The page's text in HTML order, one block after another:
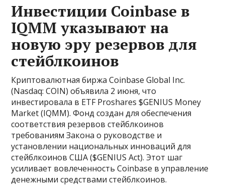
Инвестиции Coinbase в
IQMM указывают на
новую эру резервов для
стейблкоинов
Криптовалютная биржа Coinbase Global Inc.
(Nasdaq: COIN) объявила 2 июня, что
инвестировала в ETF Proshares $GENIUS Money
Market (IQMM). Фонд создан для обеспечения
соответствия резервов стейблкоинов
требованиям Закона о руководстве и
установлении национальных инноваций для
стейблкоинов США ($GENIUS Act). Этот шаг
усиливает вовлеченность Coinbase в управление
денежными средствами стейблкоинов.